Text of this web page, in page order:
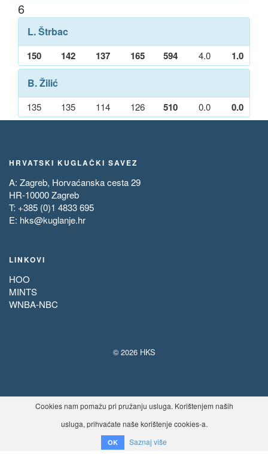
6
L. Štrbac
150 142 137 165 594 4.0 1.0
B. Žilić
135 135 114 126 510 0.0 0.0
HRVATSKI KUGLAČKI SAVEZ
A: Zagreb, Horvaćanska cesta 29
HR-10000 Zagreb
T: +385 (0)1 4833 695
E: hks@kuglanje.hr
LINKOVI
HOO
MINTS
WNBA-NBC
© 2026 HKS
Cookies nam pomažu pri pružanju usluga. Korištenjem naših
usluga, prihvaćate naše korištenje cookies-a.
OK Saznaj više